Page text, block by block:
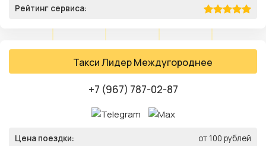
Рейтинг сервиса:
Такси Лидер Междугороднее
+7 (967) 787-02-87
Цена поездки: от 100 рублей